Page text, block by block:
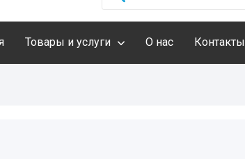
Товары и услуги О нас Контакты